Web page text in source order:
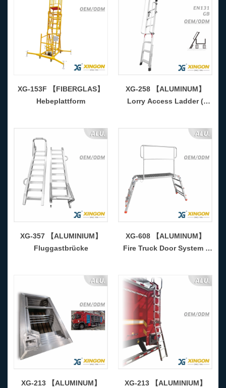
XG-153F 【FIBERGLAS】
Hebeplattform
XG-258 【ALUMINUM】
Lorry Access Ladder (
XG-357 【ALUMINIUM】
Fluggastbrücke
XG-608 【ALUMINUM】
Fire Truck Door System -
XG-213 【ALUMINUM】
XG-213 【ALUMINIUM】